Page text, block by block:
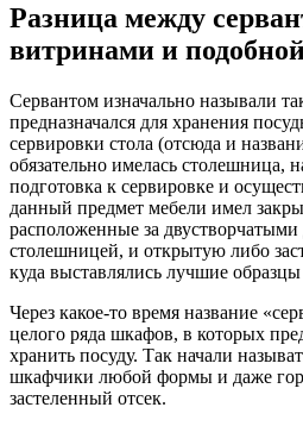
Разница между
витринами и
Сервантом изначально называли
предназначался для хранения
сервировки стола (отсюда и
обязательно имелась столешница,
подготовка к сервировке и
данный предмет мебели имел
расположенные за
столешницей, и открытую либо
куда выставлялись лучшие
Через какое-то время название
целого ряда шкафов, в которых
хранить посуду. Так начали
шкафчики любой формы и даже
застеленный отсек.